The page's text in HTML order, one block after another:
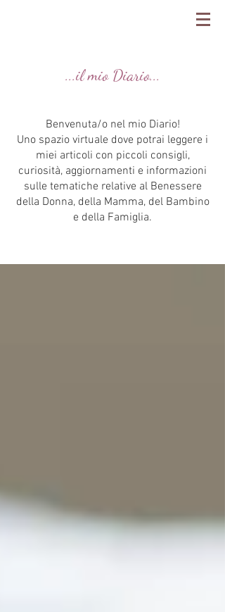
...il mio Diario...
Benvenuta/o nel mio Diario!
Uno spazio virtuale dove potrai leggere i
miei articoli con piccoli consigli,
curiosità, aggiornamenti e informazioni
sulle tematiche relative al Benessere
della Donna, della Mamma, del Bambino
e della Famiglia.